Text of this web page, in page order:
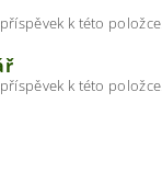
k této položce.
k této položce.